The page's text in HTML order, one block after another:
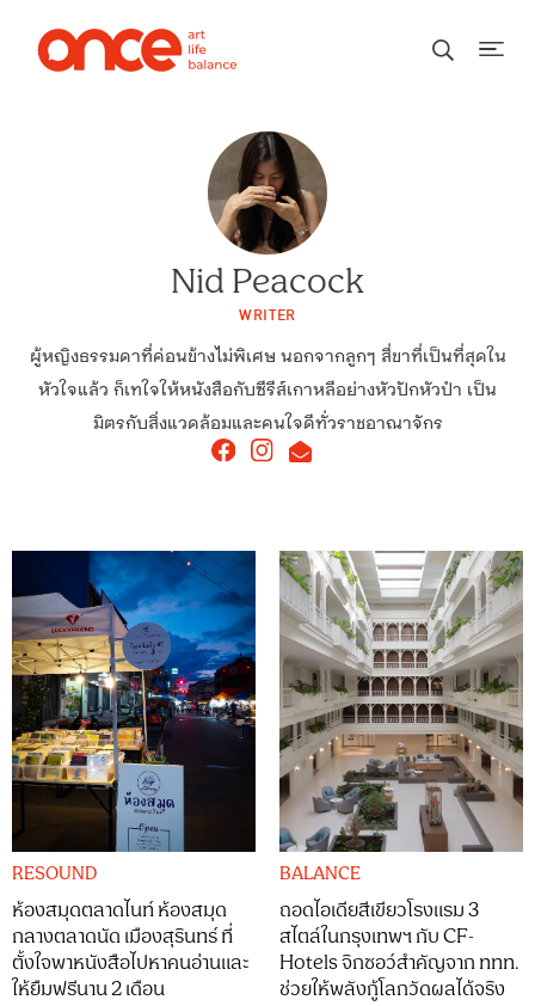
Nid Peacock
WRITER
ผู้หญิงธรรมดาที่ค่อนข้างไม่พิเศษ นอกจากลูกๆ สี่ขาที่เป็นที่สุดใน
หัวใจแล้ว ก็เทใจให้หนังสือกับซีรีส์เกาหลีอย่างหัวปักหัวปำ เป็น
มิตรกับสิ่งแวดล้อมและคนใจดีทั่วราชอาณาจักร
RESOUND
ห้องสมุดตลาดไนท์ ห้องสมุด
กลางตลาดนัด เมืองสุรินทร์ ที่
ตั้งใจพาหนังสือไปหาคนอ่านและ
ให้ยืมฟรีนาน 2 เดือน
BALANCE
ถอดไอเดียสีเขียวโรงแรม 3
สไตล์ในกรุงเทพฯ กับ CF-
Hotels จิกซอว์สำคัญจาก ททท.
ช่วยให้พลังกู้โลกวัดผลได้จริง